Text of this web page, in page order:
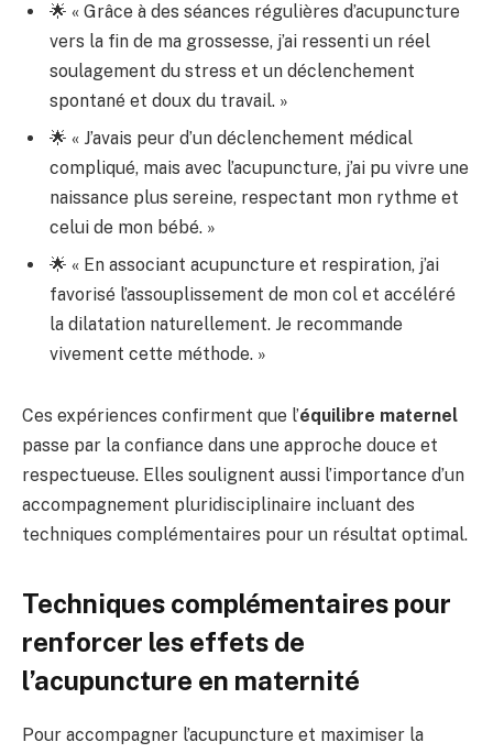
🌟 « Grâce à des séances régulières d’acupuncture
vers la fin de ma grossesse, j’ai ressenti un réel
soulagement du stress et un déclenchement
spontané et doux du travail. »
🌟 « J’avais peur d’un déclenchement médical
compliqué, mais avec l’acupuncture, j’ai pu vivre une
naissance plus sereine, respectant mon rythme et
celui de mon bébé. »
🌟 « En associant acupuncture et respiration, j’ai
favorisé l’assouplissement de mon col et accéléré
la dilatation naturellement. Je recommande
vivement cette méthode. »
Ces expériences confirment que l’équilibre maternel
passe par la confiance dans une approche douce et
respectueuse. Elles soulignent aussi l’importance d’un
accompagnement pluridisciplinaire incluant des
techniques complémentaires pour un résultat optimal.
Techniques complémentaires pour
renforcer les effets de
l’acupuncture en maternité
Pour accompagner l’acupuncture et maximiser la